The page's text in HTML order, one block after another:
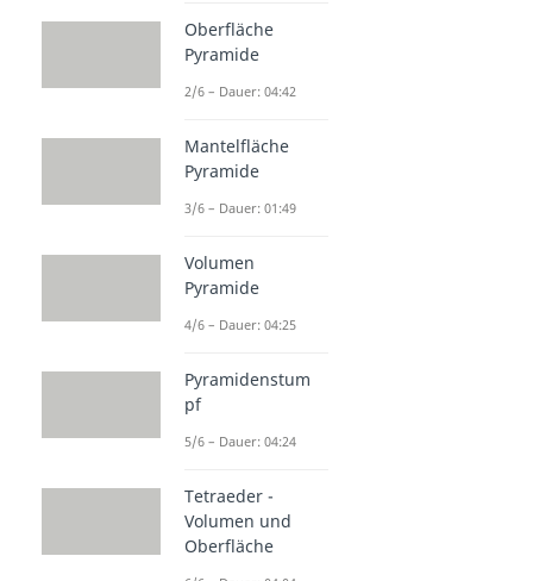
Oberfläche
Pyramide
2/6 – Dauer: 04:42
Mantelfläche
Pyramide
3/6 – Dauer: 01:49
Volumen
Pyramide
4/6 – Dauer: 04:25
Pyramidenstum
pf
5/6 – Dauer: 04:24
Tetraeder -
Volumen und
Oberfläche